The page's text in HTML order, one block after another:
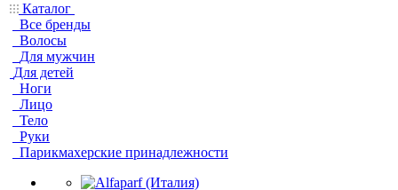
Каталог
Все бренды
Волосы
Для мужчин
Для детей
Ноги
Лицо
Тело
Руки
Парикмахерские принадлежности